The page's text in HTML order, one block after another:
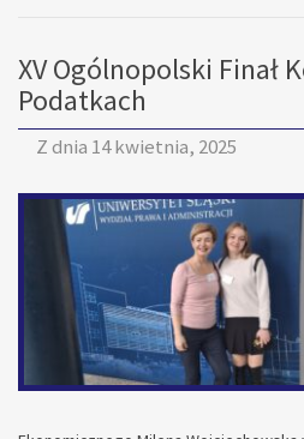
XV Ogólnopolski Finał
Podatkach
Z dnia 14 kwietnia, 2025